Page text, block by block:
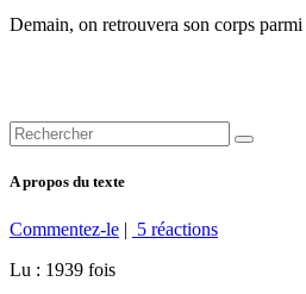
Demain, on retrouvera son corps
A propos du texte
Commentez-le | 5 réactions
Lu : 1939 fois